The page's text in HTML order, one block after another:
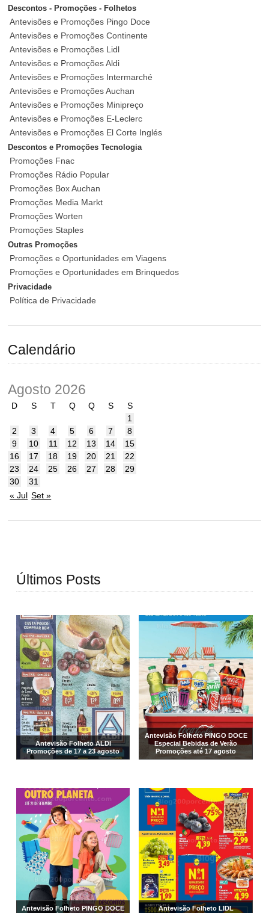
Descontos - Promoções - Folhetos
Antevisões e Promoções Pingo Doce
Antevisões e Promoções Continente
Antevisões e Promoções Lidl
Antevisões e Promoções Aldi
Antevisões e Promoções Intermarché
Antevisões e Promoções Auchan
Antevisões e Promoções Minipreço
Antevisões e Promoções E-Leclerc
Antevisões e Promoções El Corte Inglés
Descontos e Promoções Tecnologia
Promoções Fnac
Promoções Rádio Popular
Promoções Box Auchan
Promoções Media Markt
Promoções Worten
Promoções Staples
Outras Promoções
Promoções e Oportunidades em Viagens
Promoções e Oportunidades em Brinquedos
Privacidade
Política de Privacidade
Calendário
Agosto 2026
D S T Q Q S
S
1
2
3 4 5 6 7
8
9
10 11 12 13 14
15
16
17 18 19 20 21
22
23
24 25 26 27 28
29
30
31
« Jul Set »
Últimos Posts
Antevisão Folheto ALDI
Promoções de 17 a 23 agosto
Antevisão Folheto PINGO DOCE
Especial Bebidas de Verão
Promoções até 17 agosto
Antevisão Folheto PINGO DOCE
Antevisão Folheto LIDL